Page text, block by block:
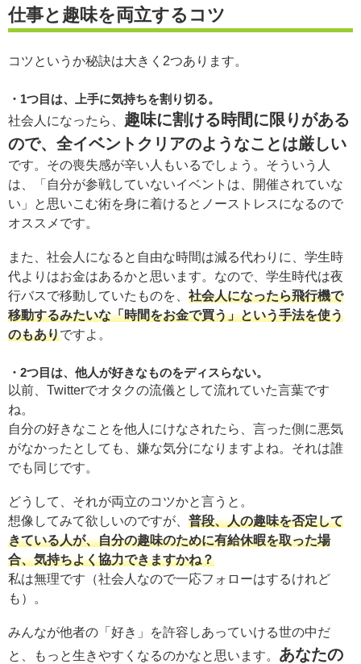
仕事と趣味を両立するコツ
コツというか秘訣は大きく2つあります。
1つ目は、上手に気持ちを割り切る。
社会人になったら、 趣味に割ける時間に限りがある
ので、全イベントクリアのようなことは厳しい
です。その喪失感が辛い人もいるでしょう。そういう人
は、「自分が参戦していないイベントは、開催されていな
い」と思いこむ術を身に着けるとノーストレスになるので
オススメです。
また、社会人になると自由な時間は減る代わりに、学生時
代よりはお金はあるかと思います。なので、学生時代は夜
行バスで移動していたものを、 社会人になったら飛行機で
移動するみたいな「時間をお金で買う」という手法を使う
のもありですよ。
2つ目は、他人が好きなものをディスらない。
以前、Twitterでオタクの流儀として流れていた言葉です
ね。
自分の好きなことを他人にけなされたら、言った側に悪気
がなかったとしても、嫌な気分になりますよね。それは誰
でも同じです。
どうして、それが両立のコツかと言うと。
想像してみて欲しいのですが、 普段、人の趣味を否定して
きている人が、自分の趣味のために有給休暇を取った場
合、気持ちよく協力できますかね？
私は無理です（社会人なので一応フォローはするけれど
も）。
みんなが他者の「好き」を許容しあっていける世の中だ
と、もっと生きやすくなるのかなと思います。 あなたの